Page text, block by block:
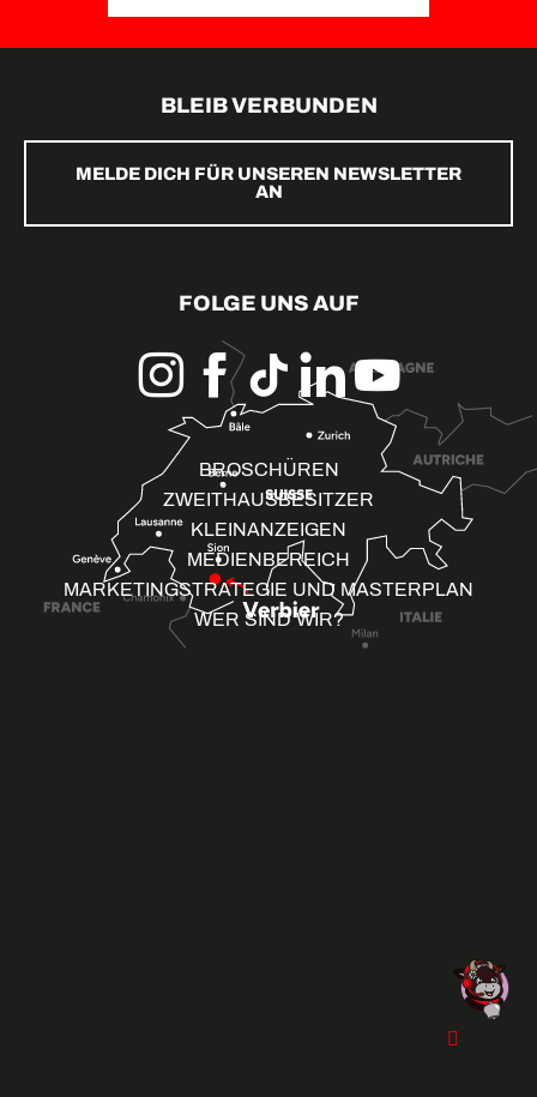
BLEIB VERBUNDEN
MELDE DICH FÜR UNSEREN NEWSLETTER
AN
FOLGE UNS AUF
BROSCHÜREN
ZWEITHAUSBESITZER
KLEINANZEIGEN
MEDIENBEREICH
MARKETINGSTRATEGIE UND MASTERPLAN
WER SIND WIR?